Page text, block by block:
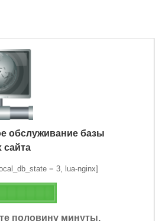
обслуживание базы
= 3, lua-nginx]
половину минуты.